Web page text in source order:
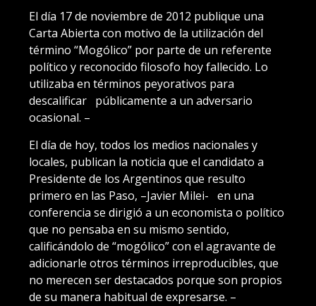
El día 17 de noviembre de 2012 publique una
Carta Abierta con motivo de la utilización del
término “Mogólico” por parte de un referente
político y reconocido filosofo hoy fallecido. Lo
utilizaba en términos peyorativos para
descalificar públicamente a un adversario
ocasional. –
El día de hoy, todos los medios nacionales y
locales, publican la noticia que el candidato a
Presidente de los Argentinos que resulto
primero en las Paso, –Javier Milei- en una
conferencia se dirigió a un economista o político
que no pensaba en su mismo sentido,
calificándolo de “mogólico” con el agravante de
adicionarle otros términos irreproducibles, que
no merecen ser destacados porque son propios
de su manera habitual de expresarse. –